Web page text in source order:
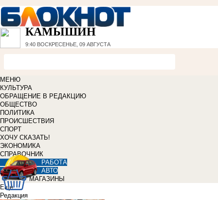
КАМЫШИН
9:40 ВОСКРЕСЕНЬЕ, 09 АВГУСТА
МЕНЮ
КУЛЬТУРА
ОБРАЩЕНИЕ В РЕДАКЦИЮ
ОБЩЕСТВО
ПОЛИТИКА
ПРОИСШЕСТВИЯ
СПОРТ
ХОЧУ СКАЗАТЬ!
ЭКОНОМИКА
СПРАВОЧНИК
РАБОТА
АВТО
МАГАЗИНЫ
Еще
Редакция